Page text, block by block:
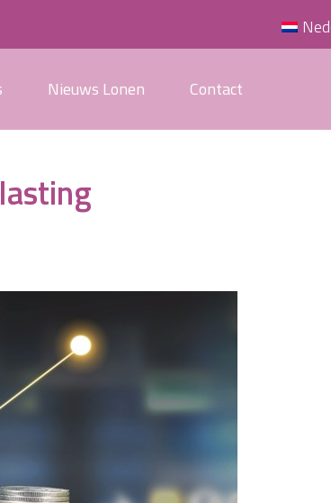
Nieuws Lonen Contact